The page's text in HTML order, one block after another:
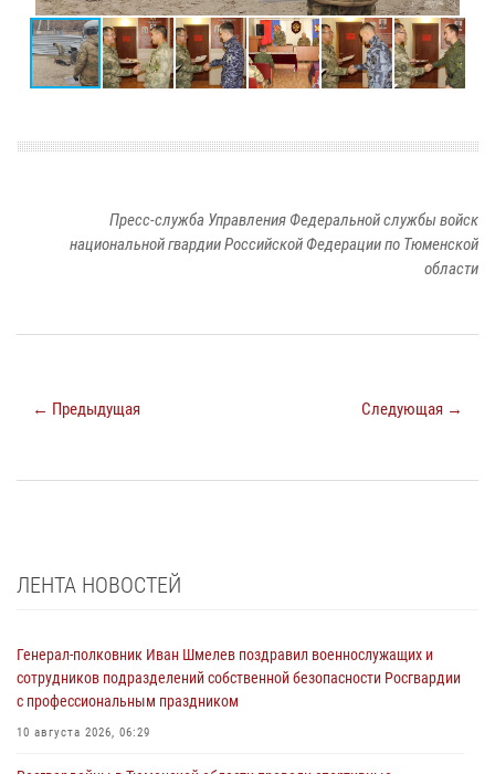
Пресс-служба Управления Федеральной службы войск
национальной гвардии Российской Федерации по Тюменской
области
← Предыдущая Следующая →
ЛЕНТА НОВОСТЕЙ
Генерал-полковник Иван Шмелев поздравил военнослужащих и
сотрудников подразделений собственной безопасности Росгвардии
с профессиональным праздником
10 августа 2026, 06:29